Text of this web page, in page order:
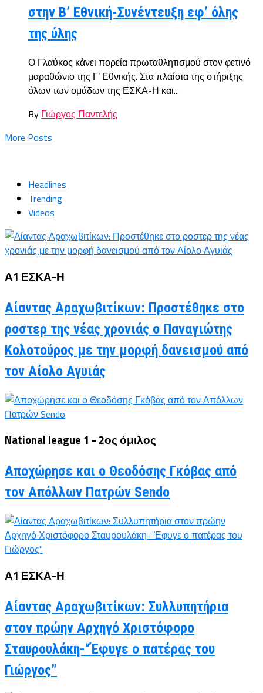
στην Β’ Εθνική-Συνέντευξη εφ’ όλης
της ύλης
Ο Γλαύκος κάνει πορεία πρωταθλητισμού στον φετινό
μαραθώνιο της Γ’ Εθνικής. Στα πλαίσια της στήριξης
όλων των ομάδων της ΕΣΚΑ-Η και...
By Γιώργος Παντελής
More Posts
Headlines
Trending
Videos
Α1 ΕΣΚΑ-Η
Αίαντας Αραχωβιτίκων: Προστέθηκε στο
ροστερ της νέας χρονιάς ο Παναγιώτης
Κολοτούρος με την μορφή δανεισμού από
τον Αίολο Αγυιάς
National league 1 - 2ος όμιλος
Αποχώρησε και ο Θεοδόσης Γκόβας από
τον Απόλλων Πατρών Sendo
Α1 ΕΣΚΑ-Η
Αίαντας Αραχωβιτίκων: Συλλυπητήρια
στον πρώην Αρχηγό Χριστόφορο
Σταυρουλάκη-“Έφυγε ο πατέρας του
Γιώργος”